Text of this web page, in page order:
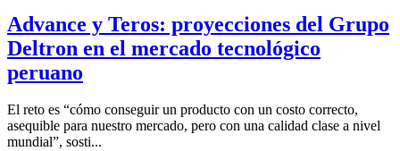
Advance y Teros: proyecciones del Grupo
Deltron en el mercado tecnológico
peruano
El reto es “cómo conseguir un producto con un costo correcto,
asequible para nuestro mercado, pero con una calidad clase a nivel
mundial”, sosti...